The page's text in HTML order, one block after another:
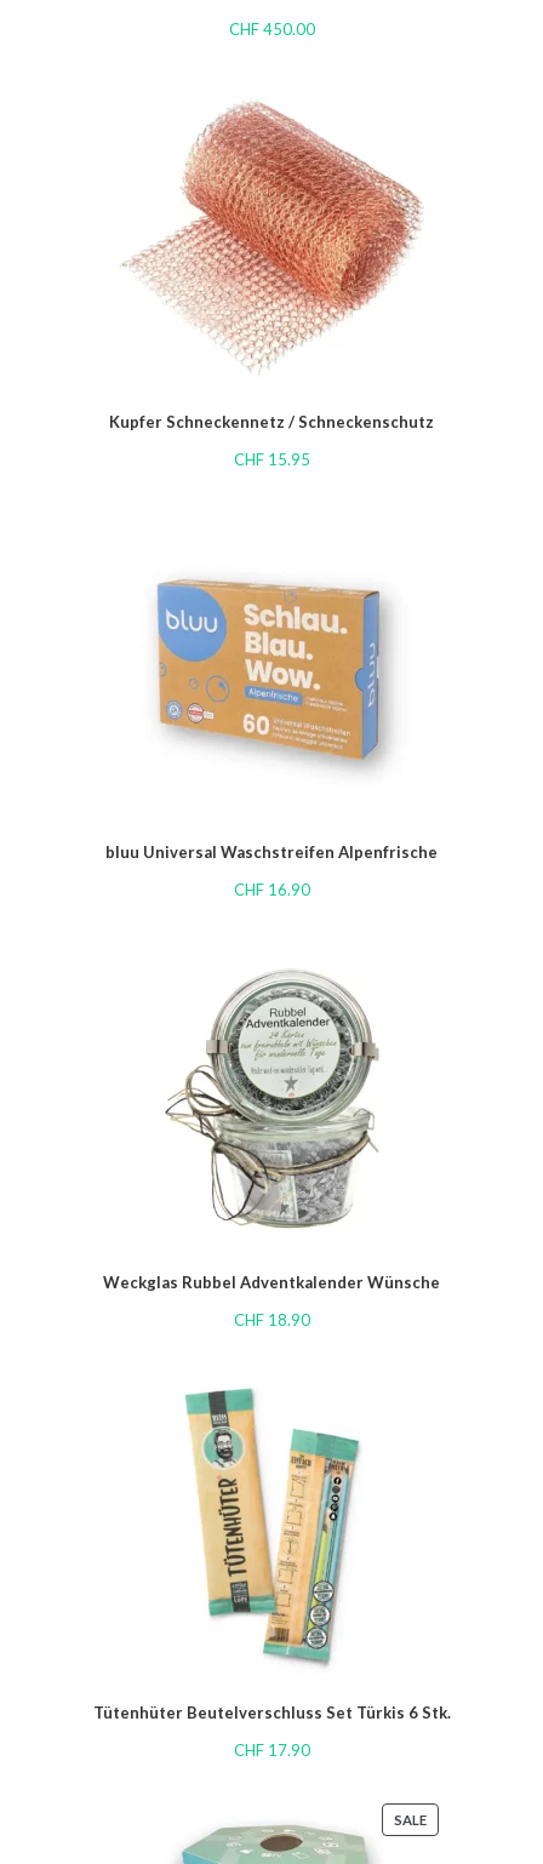
CHF450.00
Kupfer Schneckennetz / Schneckenschutz
CHF15.95
bluu Universal Waschstreifen Alpenfrische
CHF16.90
Weckglas Rubbel Adventkalender Wünsche
CHF18.90
Tütenhüter Beutelverschluss Set Türkis 6 Stk.
CHF17.90
SALE